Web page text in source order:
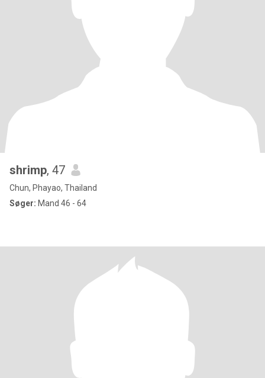
shrimp, 47
Chun, Phayao, Thailand
Søger: Mand 46 - 64